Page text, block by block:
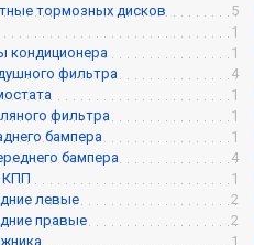
тормозных дисков
5
1
кондиционера
1
фильтра
4
1
фильтра
1
бампера
1
бампера
4
КПП
1
левые
2
правые
2
1